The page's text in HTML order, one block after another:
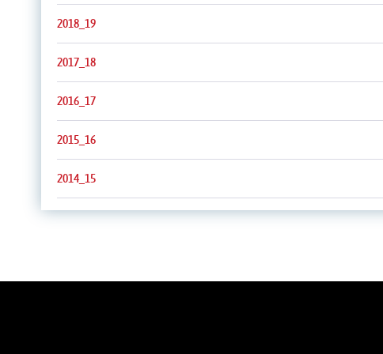
2018_19
2017_18
2016_17
2015_16
2014_15